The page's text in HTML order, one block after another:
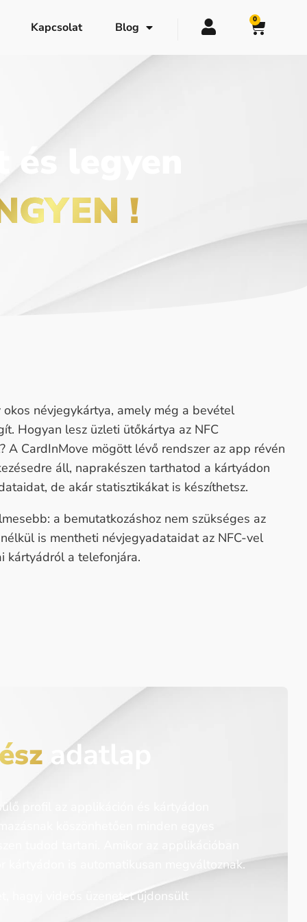
Kapcsolat Blog
0
legyen
!
névjegykártya, amely még a bevétel
Hogyan lesz üzleti ütőkártya az NFC
A CardInMove mögött lévő rendszer az app révén
áll, naprakészen tarthatod a kártyádon
de akár statisztikákat is készíthetsz.
a bemutatkozáshoz nem szükséges az
is mentheti névjegyadataidat az NFC-vel
kártyádról a telefonjára.
adatlap
profil az applikáción és kártyádon
kártyádon is automatikusan megváltoznak.
hagyj videós üzenetet újdonsült